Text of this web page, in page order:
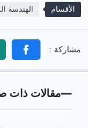
الأقسام الهندسة
مقالات ذات